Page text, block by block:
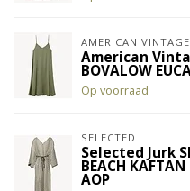
AMERICAN VINTAGE
American
BOVALOW
Op voorraad
SELECTED
Selected Jurk
BEACH
AOP